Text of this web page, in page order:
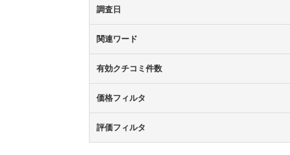
調査日
関連ワード
有効クチコミ件数
価格フィルタ
評価フィルタ